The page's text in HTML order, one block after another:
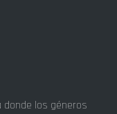
los géneros